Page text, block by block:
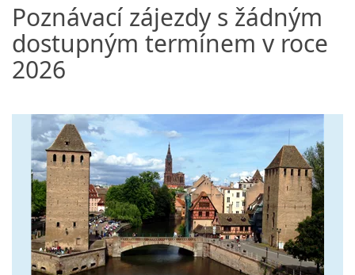
Poznávací zájezdy s žádným
dostupným termínem v roce
2026